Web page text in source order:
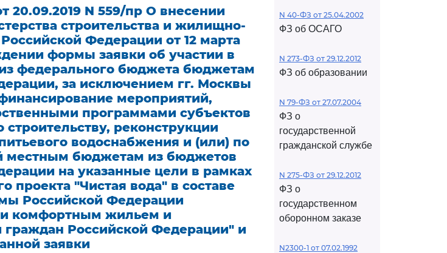
20.09.2019 N 559/пр О внесении
строительства и жилищно-
Федерации от 12 марта
формы заявки об участии в
федерального бюджета бюджетам
за исключением гг. Москвы
мероприятий,
программами субъектов
реконструкции
водоснабжения и (или) по
местным бюджетам из бюджетов
на указанные цели в рамках
проекта "Чистая вода" в составе
Российской Федерации
комфортным жильем и
Российской Федерации" и
заявки
N 40-ФЗ от 25.04.2002
ФЗ об ОСАГО
N 273-ФЗ от 29.12.2012
ФЗ об образовании
N 79-ФЗ от 27.07.2004
ФЗ о
государственной
гражданской службе
N 275-ФЗ от 29.12.2012
ФЗ о
государственном
оборонном заказе
N2300-1 от 07.02.1992